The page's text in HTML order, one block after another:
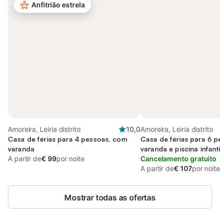
Anfitrião estrela
Amoreira, Leiria distrito
10,0
Casa de férias para 4 pessoas, com
varanda
A partir de€ 99por noite
Amoreira, Leiria distrito
Casa de férias para 6
varanda e piscina
Cancelamento gratuito
A partir de€ 107por noite
Mostrar todas as ofertas